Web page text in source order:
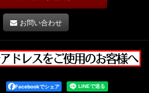
お問い合わせ
Facebookでシェア